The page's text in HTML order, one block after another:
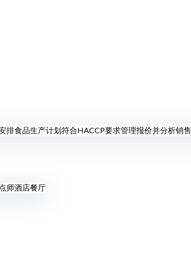
排食品生产计划符合HACCP要求管理报价并分析销售
师酒店餐厅